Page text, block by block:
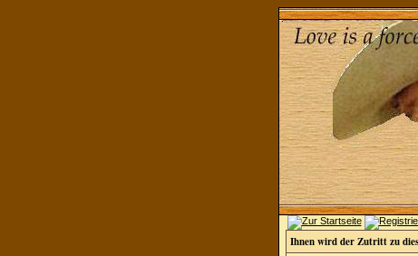
Ihnen wird der Zutritt zu